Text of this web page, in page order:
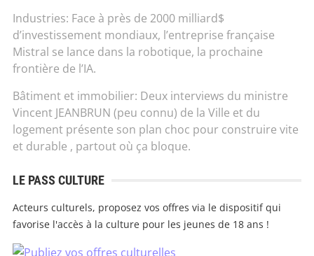
Industries: Face à près de 2000 milliard$
d’investissement mondiaux, l’entreprise française
Mistral se lance dans la robotique, la prochaine
frontière de l’IA.
Bâtiment et immobilier: Deux interviews du ministre
Vincent JEANBRUN (peu connu) de la Ville et du
logement présente son plan choc pour construire vite
et durable , partout où ça bloque.
LE PASS CULTURE
Acteurs culturels, proposez vos offres via le dispositif qui
favorise l'accès à la culture pour les jeunes de 18 ans !